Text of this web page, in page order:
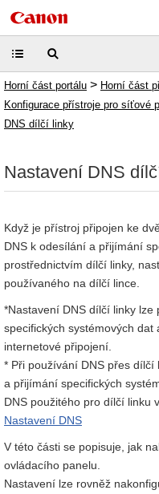
Horní část portálu > Horní část
Konfigurace přístroje pro síťové
DNS dílčí linky
Nastavení DNS
Když je přístroj připojen ke
DNS k odesílání a přijímání
prostřednictvím dílčí linky,
používaného na dílčí lince.
*Nastavení DNS dílčí linky
specifických systémových
internetové připojení.
* Při používání DNS přes
a přijímání specifických
DNS použitého pro dílčí linku
Nastavení DNS
V této části se popisuje, jak
ovládacího panelu.
Nastavení lze rovněž